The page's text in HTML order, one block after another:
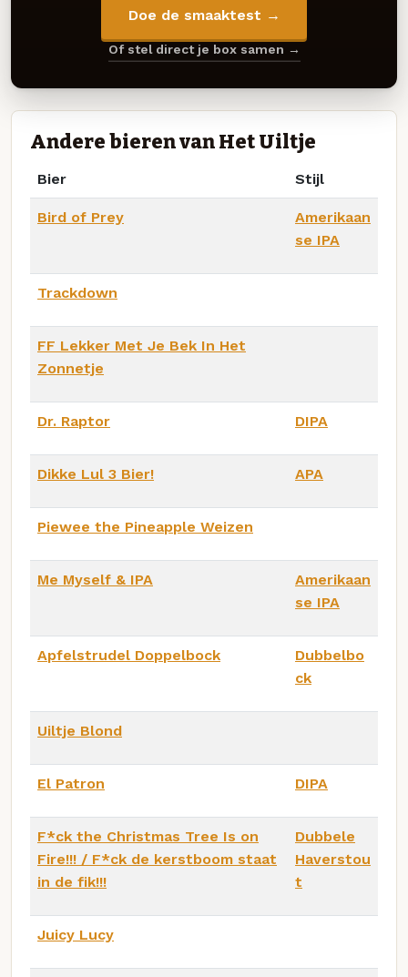
Doe de smaaktest →
Of stel direct je box samen →
Andere bieren van Het Uiltje
Bier Stijl
Bird of Prey
Amerikaan
se IPA
Trackdown
FF Lekker Met Je Bek In Het
Zonnetje
Dr. Raptor DIPA
Dikke Lul 3 Bier! APA
Piewee the Pineapple Weizen
Me Myself & IPA
Amerikaan
se IPA
Apfelstrudel Doppelbock
Dubbelbo
ck
Uiltje Blond
El Patron DIPA
F*ck the Christmas Tree Is on
Fire!!! / F*ck de kerstboom staat
in de fik!!!
Dubbele
Haverstou
t
Juicy Lucy